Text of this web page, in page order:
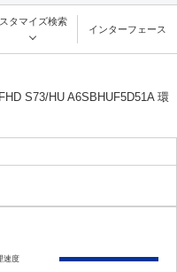
タマイズ検索
インターフェース
S73/HU A6SBHUF5D51A 環
速度